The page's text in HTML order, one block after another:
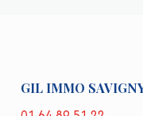
GIL IMMO